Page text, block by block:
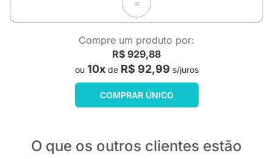
=
Compre um produto por:
R$ 929,88
ou 10xde R$ 92,99 s/juros
COMPRAR ÚNICO
O que os outros clientes estão